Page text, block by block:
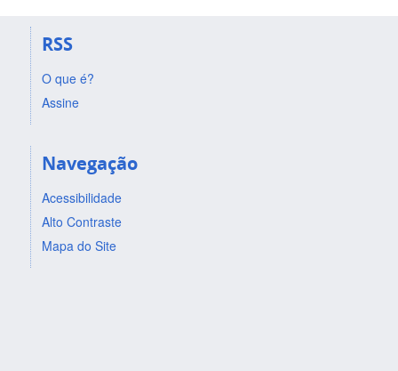
RSS
O que é?
Assine
Navegação
Acessibilidade
Alto Contraste
Mapa do Site